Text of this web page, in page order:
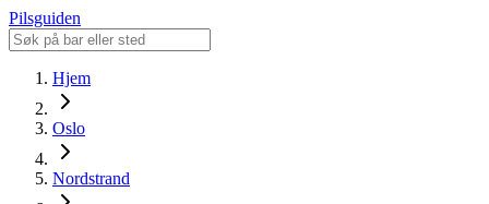
Pilsguiden
Hjem
Oslo
Nordstrand